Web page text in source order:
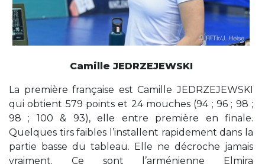
Camille JEDRZEJEWSKI
La première française est Camille JEDRZEJEWSKI
qui obtient 579 points et 24 mouches (94 ; 96 ; 98 ;
98 ; 100 & 93), elle entre première en finale.
Quelques tirs faibles l’installent rapidement dans la
partie basse du tableau. Elle ne décroche jamais
vraiment. Ce sont l’arménienne Elmira